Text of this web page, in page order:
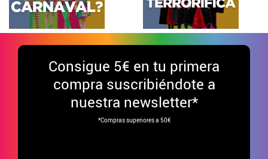
Consigue 5€ en tu primera
compra suscribiéndote a
nuestra newsletter*
*Compras superiores a 50€